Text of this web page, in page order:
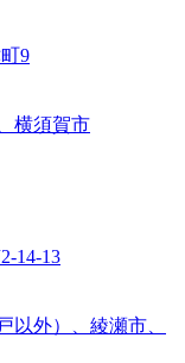
9
横須賀市
14-13
以外）、綾瀬市、